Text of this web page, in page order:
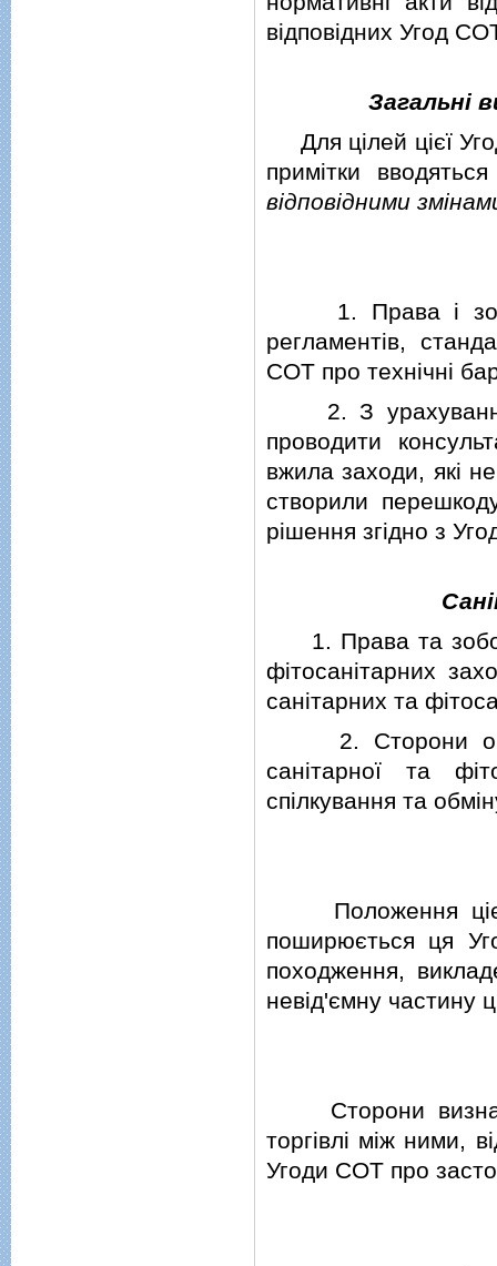
вiдповiдних Угод
Загальнi
Для цiлей цiєї
примiтки
вiдповiдними
1. Права i
регламентiв,
СОТ про технiчнi
2. З
проводити
вжила заходи, якi
створили
рiшення згiдно з
1. Права та
фiтосанiтарних
санiтарних та
2. Сторони
санiтарної та
спiлкування та
Положення цiєї
поширюється ця
походження,
невiд'ємну частину
Сторони
торгiвлi мiж ними,
Угоди СОТ про